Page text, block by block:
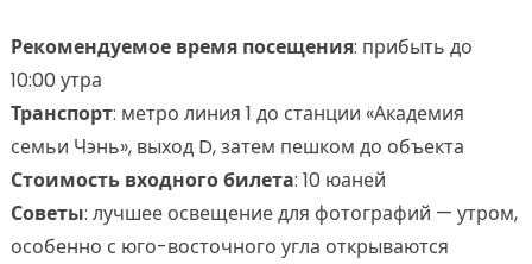
Рекомендуемое время посещения: прибыть до
10:00 утра
Транспорт: метро линия 1 до станции «Академия
семьи Чэнь», выход D, затем пешком до объекта
Стоимость входного билета: 10 юаней
Советы: лучшее освещение для фотографий — утром,
особенно с юго-восточного угла открываются